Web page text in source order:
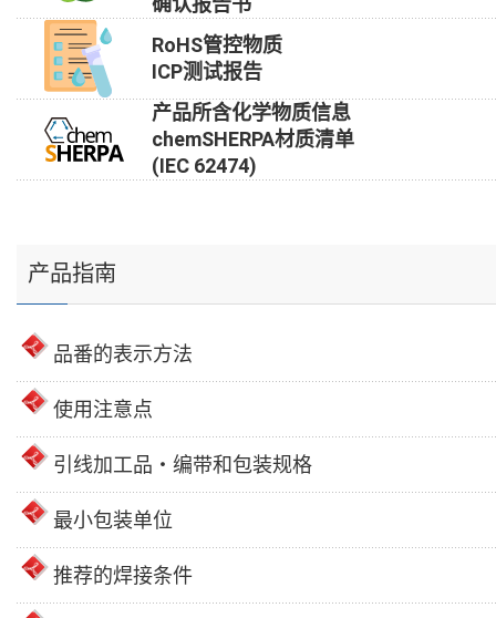
RoHS管控物质
ICP测试报告
产品所含化学物质信息
chemSHERPA材质清单
(IEC 62474)
产品指南
品番的表示方法
使用注意点
引线加工品・编带和包装规格
最小包装单位
推荐的焊接条件